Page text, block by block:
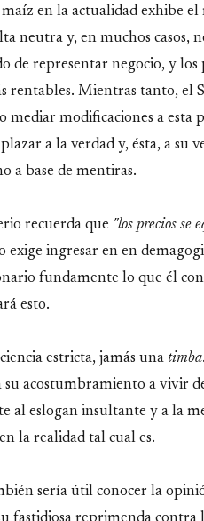
en la actualidad exhibe el
neutra y, en muchos casos,
de representar negocio, y
rentables. Mientras tanto, el
mediar modificaciones a
a la verdad y, ésta, a su
a base de mentiras.
recuerda que "los precios se
exige ingresar en en
fundamente lo que él
esto.
estricta, jamás una timba
su acostumbramiento a vivir
al eslogan insultante y a la
la realidad tal cual es.
sería útil conocer la